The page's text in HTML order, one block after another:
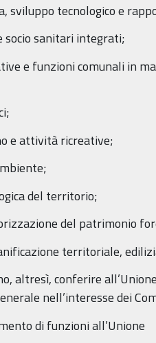
sviluppo tecnologico e
socio sanitari integrati;
e funzioni comunali in
e attività ricreative;
del territorio;
del patrimonio
territoriale,
altresì, conferire
nell’interesse dei
di funzioni all’Unione